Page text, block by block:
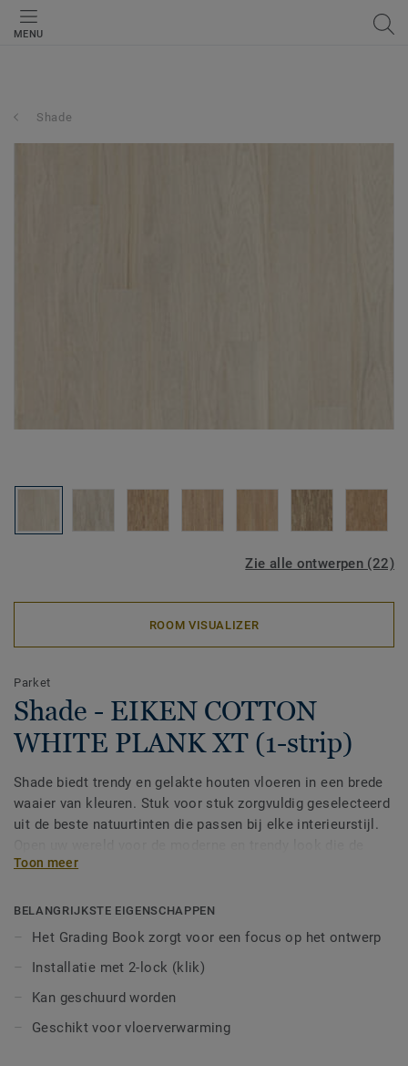
MENU
Shade
Zie alle ontwerpen (22)
ROOM VISUALIZER
Parket
Shade - EIKEN COTTON
WHITE PLANK XT (1-strip)
Shade biedt trendy en gelakte houten vloeren in een brede
waaier van kleuren. Stuk voor stuk zorgvuldig geselecteerd
uit de beste natuurtinten die passen bij elke interieurstijl.
natuur zelf voor u heeft voorzien.
Toon meer
BELANGRIJKSTE EIGENSCHAPPEN
Het Grading Book zorgt voor een focus op het ontwerp
Installatie met 2-lock (klik)
Kan geschuurd worden
Geschikt voor vloerverwarming